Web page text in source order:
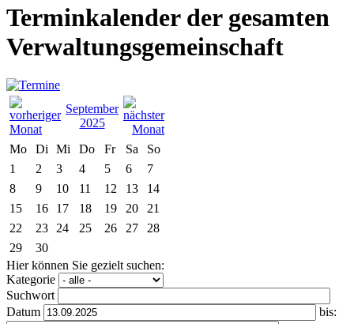
Terminkalender der gesamten
Verwaltungsgemeinschaft
September
2025
Mo
Di Mi Do Fr Sa
So
1
2 3 4 5 6
7
8
9 10 11 12 13
14
15
16 17 18 19 20
21
22
23 24 25 26 27
28
29
30
Hier können Sie gezielt suchen:
Kategorie
Suchwort
Datum
bis: